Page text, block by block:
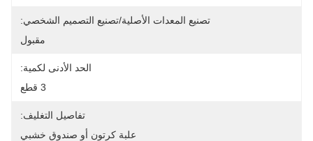
تصنيع المعدات الأصلية/تصنيع التصميم الشخصي:
مقبول
الحد الأدنى لكمية:
3 قطع
تفاصيل التغليف:
علبة كرتون أو صندوق خشبي